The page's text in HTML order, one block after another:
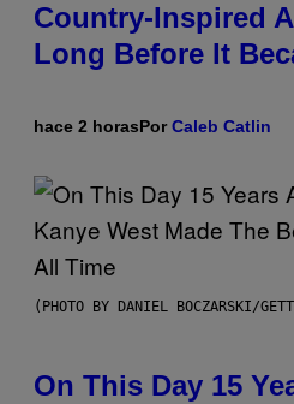
Country-Inspired
Long Before It
hace 2 horasPorCaleb Catlin
(PHOTO BY DANIEL BOCZARSKI/
On This Day 15